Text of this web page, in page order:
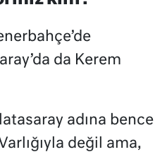
da Kerem
adına bence
değil ama,